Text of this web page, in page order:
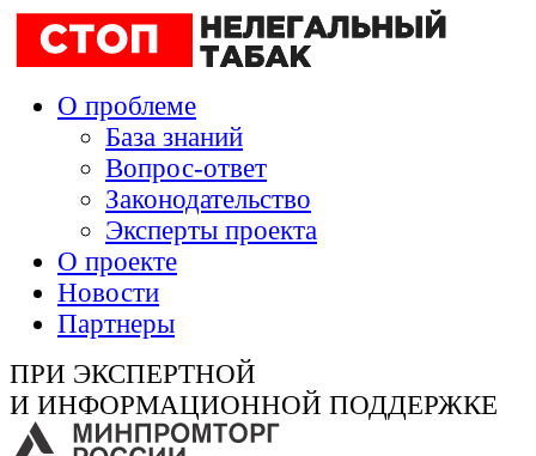
О проблеме
База знаний
Вопрос-ответ
Законодательство
Эксперты проекта
О проекте
Новости
Партнеры
ПРИ ЭКСПЕРТНОЙ
И ИНФОРМАЦИОННОЙ ПОДДЕРЖКЕ